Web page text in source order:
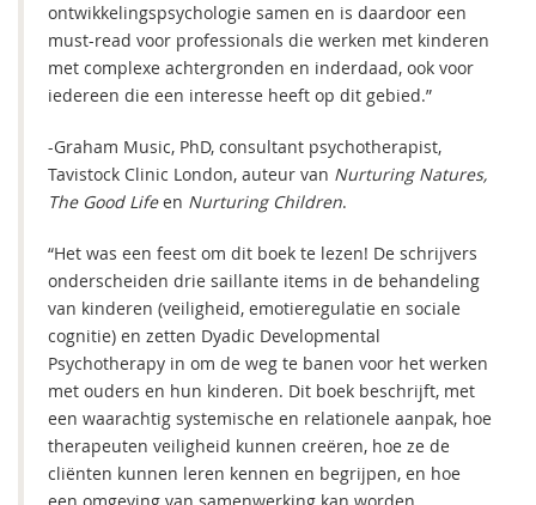
ontwikkelingspsychologie samen en is daardoor een
must-read voor professionals die werken met kinderen
met complexe achtergronden en inderdaad, ook voor
iedereen die een interesse heeft op dit gebied.”
-Graham Music, PhD, consultant psychotherapist,
Tavistock Clinic London, auteur van Nurturing Natures,
The Good Lifeen Nurturing Children.
“Het was een feest om dit boek te lezen! De schrijvers
onderscheiden drie saillante items in de behandeling
van kinderen (veiligheid, emotieregulatie en sociale
cognitie) en zetten Dyadic Developmental
Psychotherapy in om de weg te banen voor het werken
met ouders en hun kinderen. Dit boek beschrijft, met
een waarachtig systemische en relationele aanpak, hoe
therapeuten veiligheid kunnen creëren, hoe ze de
cliënten kunnen leren kennen en begrijpen, en hoe